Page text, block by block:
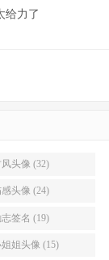
给力了
头像 (32)
头像 (24)
志签名 (19)
姐头像 (15)